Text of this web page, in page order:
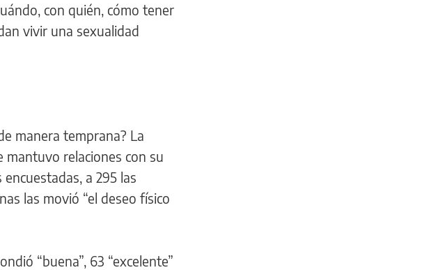
con quién, cómo tener
vivir una sexualidad
manera temprana? La
mantuvo relaciones con su
a 295 las
las movió “el deseo físico
“buena”, 63 “excelente”